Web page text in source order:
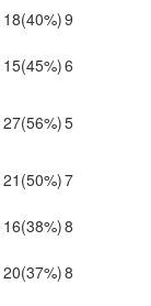
18(40%)9
15(45%)6
27(56%)5
21 (50%)7
16(38%)8
20(37%)8